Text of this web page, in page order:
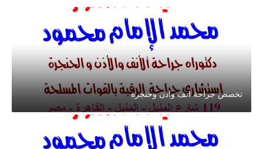
تخصص جراحة انف واذن وحنجرة